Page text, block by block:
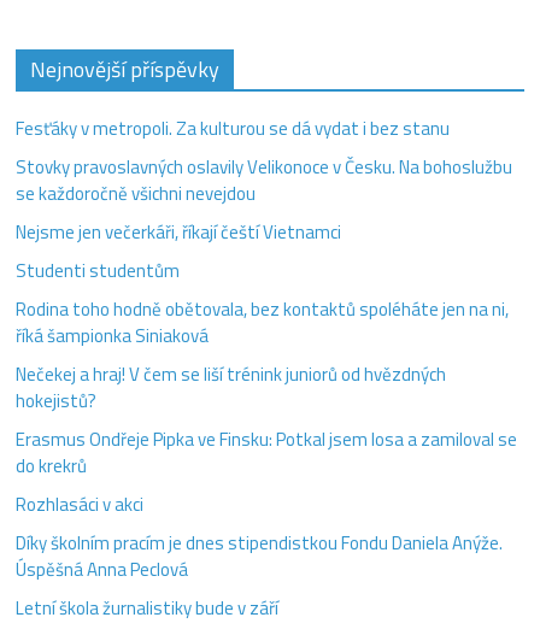
Nejnovější příspěvky
Fesťáky v metropoli. Za kulturou se dá vydat i bez stanu
Stovky pravoslavných oslavily Velikonoce v Česku. Na bohoslužbu
se každoročně všichni nevejdou
Nejsme jen večerkáři, říkají čeští Vietnamci
Studenti studentům
Rodina toho hodně obětovala, bez kontaktů spoléháte jen na ni,
říká šampionka Siniaková
Nečekej a hraj! V čem se liší trénink juniorů od hvězdných
hokejistů?
Erasmus Ondřeje Pipka ve Finsku: Potkal jsem losa a zamiloval se
do krekrů
Rozhlasáci v akci
Díky školním pracím je dnes stipendistkou Fondu Daniela Anýže.
Úspěšná Anna Peclová
Letní škola žurnalistiky bude v září